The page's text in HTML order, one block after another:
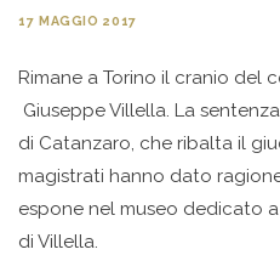
17 MAGGIO 2017
Rimane a Torino il cranio del
Giuseppe Villella. La
di Catanzaro, che ribalta il
magistrati hanno dato
espone nel museo dedicato
di Villella.